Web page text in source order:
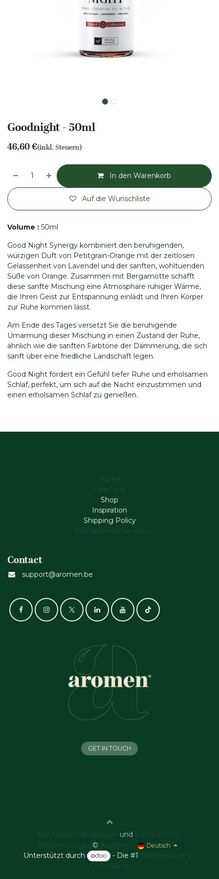
Goodnight - 50ml
46,60€(inkl. Steuern)
In den Warenkorb
Auf die Wunschliste
Volume : 50ml
Good Night Synergy kombiniert den beruhigenden,
würzigen Duft von Petitgrain-Orange mit der zeitlosen
Gelassenheit von Lavendel und der sanften, wohltuenden
Süße von Orange. Zusammen mit Bergamotte schafft
diese sanfte Mischung eine Atmosphäre ruhiger Wärme,
die Ihren Geist zur Entspannung einlädt und Ihren Körper
zur Ruhe kommen lässt.
Am Ende des Tages versetzt Sie die beruhigende
Umarmung dieser Mischung in einen Zustand der Ruhe,
ähnlich wie die sanften Farbtöne der Dämmerung, die sich
sanft über eine friedliche Landschaft legen.
Good Night fördert ein Gefühl tiefer Ruhe und erholsamen
Schlaf, perfekt, um sich auf die Nacht einzustimmen und
einen erholsamen Schlaf zu genießen.
Home
Über uns
Shop
Inspiration
Shipping Policy
Kontaktieren Sie uns
Contact
support@aromen.be
GET IN TOUCH
Nutzungsbedingungen und
Datenschutz-
Bestimmungen © Aromen Deutsch
Unterstützt durch - Die #1 Open-Source-E-
Commerce